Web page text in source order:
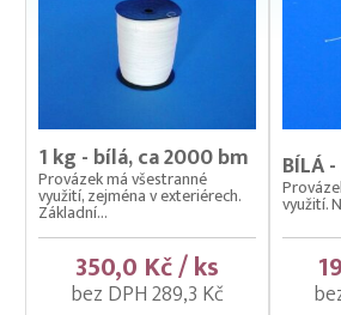
Polyethylenová lana a síťoviny
Polyethylenová lana a
Síťoviny z polyethylenu
Polyethylenové technické síťoviny
Polypropylenová lana a síťoviny
1 kg - bílá, ca 2000 bm
Provázek má všestranné
využití, zejména v exteriérech.
Základní...
350,0 Kč / ks
bez DPH 289,3 Kč
BÍLÁ
využití.